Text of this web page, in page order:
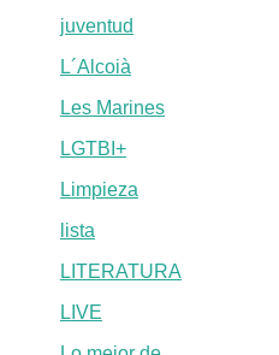
juventud
L´Alcoià
Les Marines
LGTBI+
Limpieza
lista
LITERATURA
LIVE